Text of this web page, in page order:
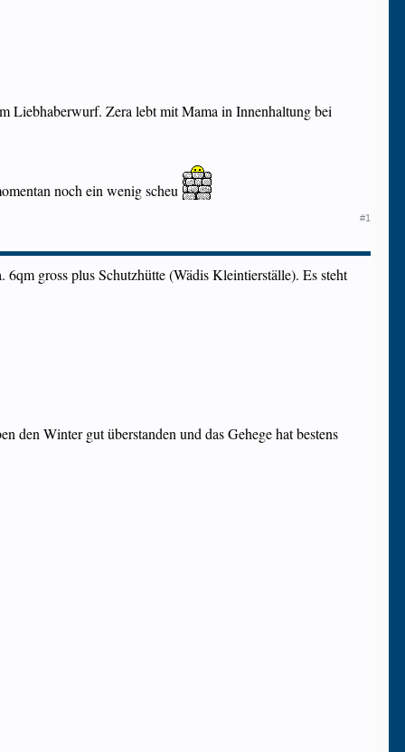
Liebhaberwurf. Zera lebt mit Mama in Innenhaltung bei
noch ein wenig scheu
#1
gross plus Schutzhütte (Wädis Kleintierställe). Es steht
den Winter gut überstanden und das Gehege hat bestens